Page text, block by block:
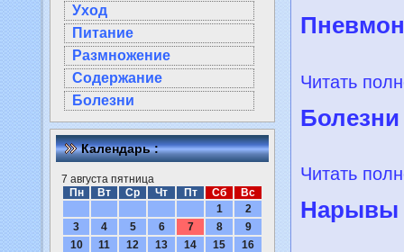
Уход
Питание
Размножение
Содержание
Болезни
Календарь :
7 августа пятница
Пн
Вт Ср Чт Пт Сб
Вс
1
2
3
4 5 6 7 8
9
10
11 12 13 14 15
16
Читать
Читать
Нарывы